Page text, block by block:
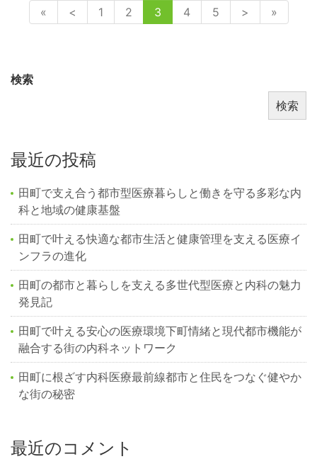
« < 1 2 3 4 5 > »
検索
検索
最近の投稿
田町で支え合う都市型医療暮らしと働きを守る多彩な内
科と地域の健康基盤
田町で叶える快適な都市生活と健康管理を支える医療イ
ンフラの進化
田町の都市と暮らしを支える多世代型医療と内科の魅力
発見記
田町で叶える安心の医療環境下町情緒と現代都市機能が
融合する街の内科ネットワーク
田町に根ざす内科医療最前線都市と住民をつなぐ健やか
な街の秘密
最近のコメント